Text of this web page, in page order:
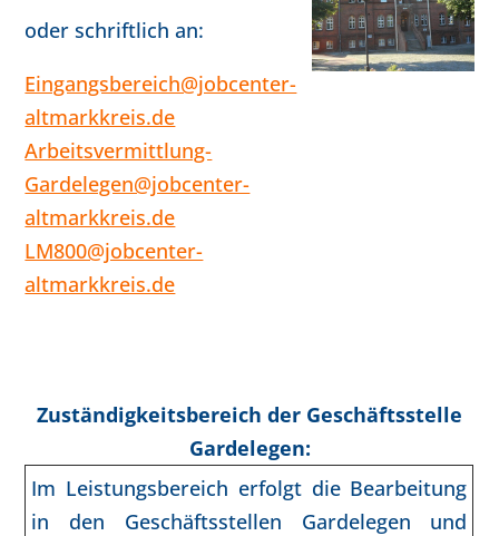
oder schriftlich an:
Eingangsbereich@jobcenter-
altmarkkreis.de
Arbeitsvermittlung-
Gardelegen@jobcenter-
altmarkkreis.de
LM800@jobcenter-
altmarkkreis.de
Zuständigkeitsbereich der Geschäftsstelle
Gardelegen:
Im Leistungsbereich erfolgt die Bearbeitung
in den Geschäftsstellen Gardelegen und